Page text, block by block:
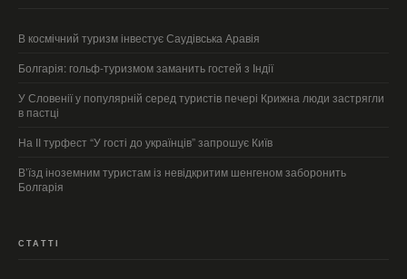
В космічний туризм інвестує Саудівська Аравія
Болгарія: гольф-туризмом заманить гостей з Індії
У Словенії у популярній серед туристів печері Крижна люди застрягли
в пастці
На ІІ турфест “У гості до українців” запрошує Київ
В’їзд іноземним туристам із невідкритим шенгеном заборонить
Болгарія
СТАТТІ